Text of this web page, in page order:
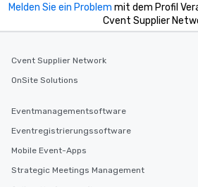
Melden Sie ein Problem mit dem Profil
Cvent Supplier
Cvent Supplier Network
OnSite Solutions
Eventmanagementsoftware
Eventregistrierungssoftware
Mobile Event-Apps
Strategic Meetings Management